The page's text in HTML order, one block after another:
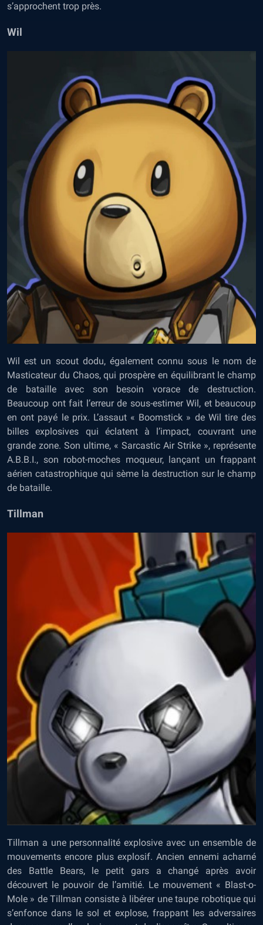
s’approchent trop près.
Wil
Wil est un scout dodu, également connu sous le nom de
Masticateur du Chaos, qui prospère en équilibrant le champ
de bataille avec son besoin vorace de destruction.
Beaucoup ont fait l’erreur de sous-estimer Wil, et beaucoup
en ont payé le prix. L’assaut « Boomstick » de Wil tire des
billes explosives qui éclatent à l’impact, couvrant une
grande zone. Son ultime, « Sarcastic Air Strike », représente
A.B.B.I., son robot-moches moqueur, lançant un frappant
aérien catastrophique qui sème la destruction sur le champ
de bataille.
Tillman
Tillman a une personnalité explosive avec un ensemble de
mouvements encore plus explosif. Ancien ennemi acharné
des Battle Bears, le petit gars a changé après avoir
découvert le pouvoir de l’amitié. Le mouvement « Blast-o-
Mole » de Tillman consiste à libérer une taupe robotique qui
s’enfonce dans le sol et explose, frappant les adversaires